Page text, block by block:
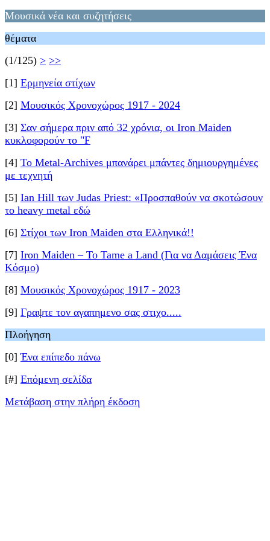
Μουσικά νέα και συζητήσεις
θέματα
(1/125) > >>
[1] Ερμηνεία στίχων
[2] Μουσικός Χρονοχώρος 1917 - 2024
[3] Σαν σήμερα πριν από 32 χρόνια, οι Iron Maiden
κυκλοφορούν το "F
[4] Το Metal-Archives μπανάρει μπάντες δημιουργημένες
με τεχνητή
[5] Ian Hill των Judas Priest: «Προσπαθούν να σκοτώσουν
το heavy metal εδώ
[6] Στίχοι των Iron Maiden στα Ελληνικά!!
[7] Iron Maiden – To Tame a Land (Για να Δαμάσεις Ένα
Κόσμο)
[8] Μουσικός Χρονοχώρος 1917 - 2023
[9] Γραψτε τον αγαπημενο σας στιχο.....
Πλοήγηση
[0]Ένα επίπεδο πάνω
[#] Επόμενη σελίδα
Μετάβαση στην πλήρη έκδοση